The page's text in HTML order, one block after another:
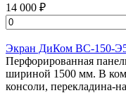
14 000 ₽
Экран ДиКом ВС-150-
Перфорированная
шириной 1500 мм. В
консоли, перекладина-